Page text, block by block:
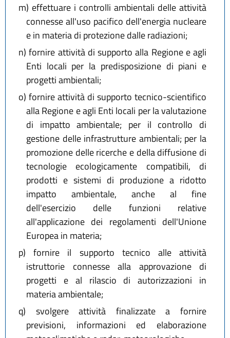
m) effettuare i controlli ambientali delle attività
connesse all'uso pacifico dell'energia nucleare
e in materia di protezione dalle radiazioni;
n) fornire attività di supporto alla Regione e agli
Enti locali per la predisposizione di piani e
progetti ambientali;
o) fornire attività di supporto tecnico-scientifico
alla Regione e agli Enti locali per la valutazione
di impatto ambientale; per il controllo di
gestione delle infrastrutture ambientali; per la
promozione delle ricerche e della diffusione di
tecnologie ecologicamente compatibili, di
prodotti e sistemi di produzione a ridotto
impatto ambientale, anche al fine
dell'esercizio delle funzioni relative
all'applicazione dei regolamenti dell'Unione
Europea in materia;
p) fornire il supporto tecnico alle attività
istruttorie connesse alla approvazione di
progetti e al rilascio di autorizzazioni in
materia ambientale;
q) svolgere attività finalizzate a fornire
previsioni, informazioni ed elaborazione